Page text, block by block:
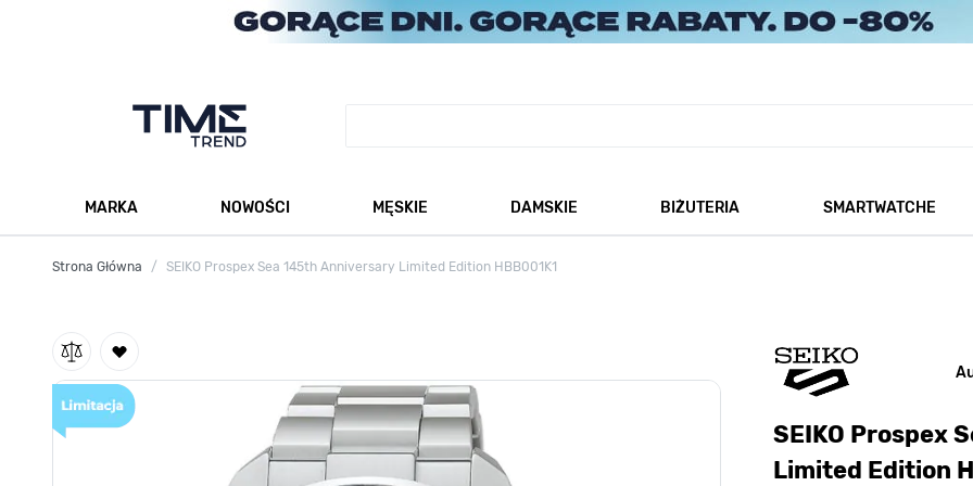
MARKA
NOWOŚCI
MĘSKIE
DAMSKIE
BIŻUTERIA
SMARTWATCHE
Strona Główna / SEIKO Prospex Sea 145th Anniversary Limited Edition HBB001K1
SEIKO Prospex
Limited Edition